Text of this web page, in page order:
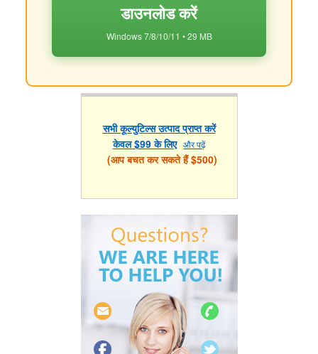
डाउनलोड करें
Windows 7/8/10/11 • 29 MB
सभी कूल्युटिल्स उत्पाद प्राप्त करें
केवल $99 के लिए और पढ़ें
(आप बचत कर सकते हैं $500)